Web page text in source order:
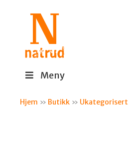
Meny
Hjem » Butikk » Ukategorisert